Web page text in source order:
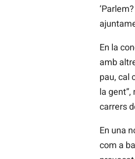
En la
amb
pau, cal
la
carrers
En una
com a